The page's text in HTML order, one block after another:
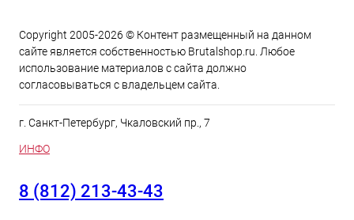
Copyright 2005-2026 © Контент размещенный на данном
сайте является cобственностью Brutalshop.ru. Любое
использование материалов с сайта должно
согласовываться с владельцем сайта.
г. Санкт-Петербург, Чкаловский пр., 7
ИНФО
8 (812) 213-43-43